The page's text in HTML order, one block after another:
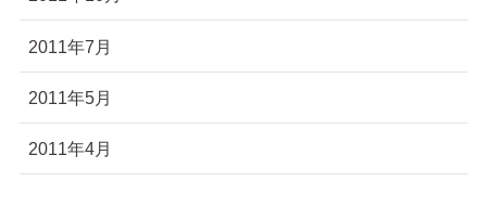
2011年7月
2011年5月
2011年4月